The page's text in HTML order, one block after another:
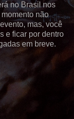
no Brasil nos
não
mas, você
e ficar por dentro
em breve.